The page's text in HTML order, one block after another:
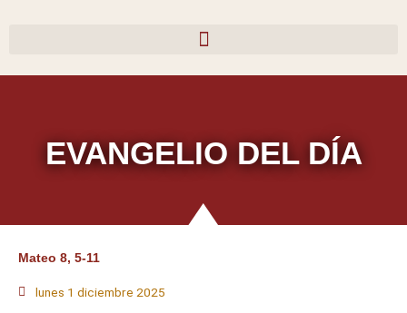
EVANGELIO DEL DÍA
Mateo 8, 5-11
lunes 1 diciembre 2025